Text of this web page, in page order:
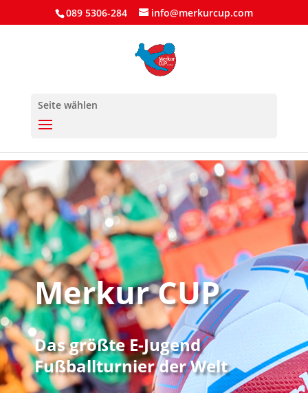
089 5306-284 info@merkurcup.com
Seite wählen
Merkur CUP
Das größte E-Jugend
Fußballturnier der Welt